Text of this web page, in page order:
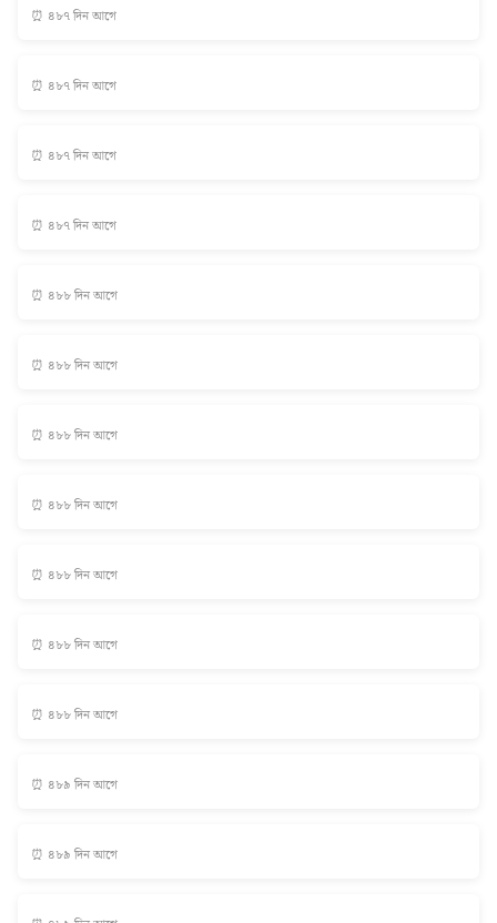
⏰ ৪৮৭ দিন আগে
⏰ ৪৮৭ দিন আগে
⏰ ৪৮৭ দিন আগে
⏰ ৪৮৭ দিন আগে
⏰ ৪৮৮ দিন আগে
⏰ ৪৮৮ দিন আগে
⏰ ৪৮৮ দিন আগে
⏰ ৪৮৮ দিন আগে
⏰ ৪৮৮ দিন আগে
⏰ ৪৮৮ দিন আগে
⏰ ৪৮৮ দিন আগে
⏰ ৪৮৯ দিন আগে
⏰ ৪৮৯ দিন আগে